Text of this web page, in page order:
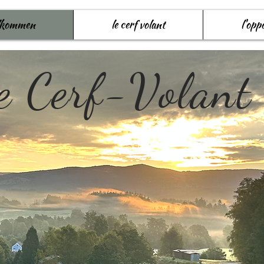
le cerf volant
Cerf-Volant